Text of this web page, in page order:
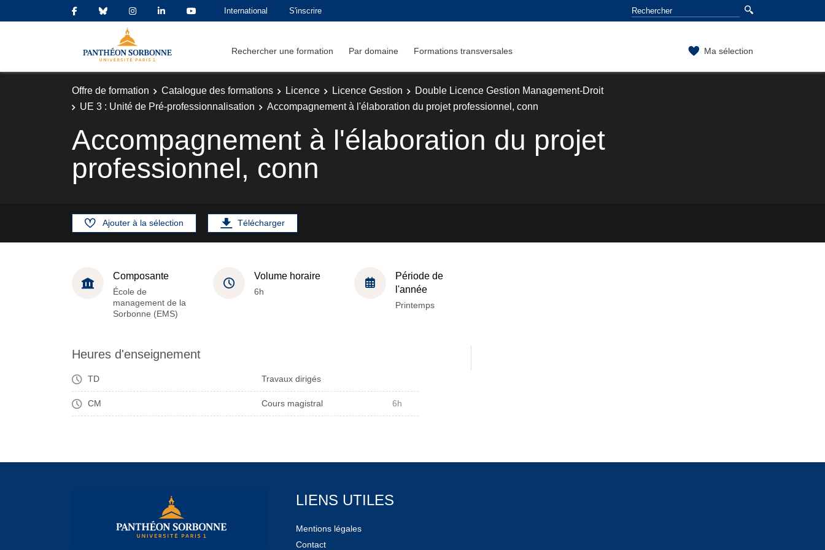
International S'inscrire
Rechercher une formation Par domaine Formations transversales Ma sélection
Offre de formation Catalogue des formations Licence Licence Gestion
Double Licence Gestion Management-Droit
UE 3 : Unité de Pré-professionnalisation
Accompagnement à l'élaboration du projet professionnel, conn
Accompagnement à l'élaboration du projet
professionnel, conn
Ajouter à la sélection Télécharger
Composante
École de
management de la
Sorbonne (EMS)
Volume horaire
6h
Période de
l'année
Printemps
Heures d'enseignement
TD Travaux dirigés
CM Cours magistral 6h
LIENS UTILES
Mentions légales
Contact